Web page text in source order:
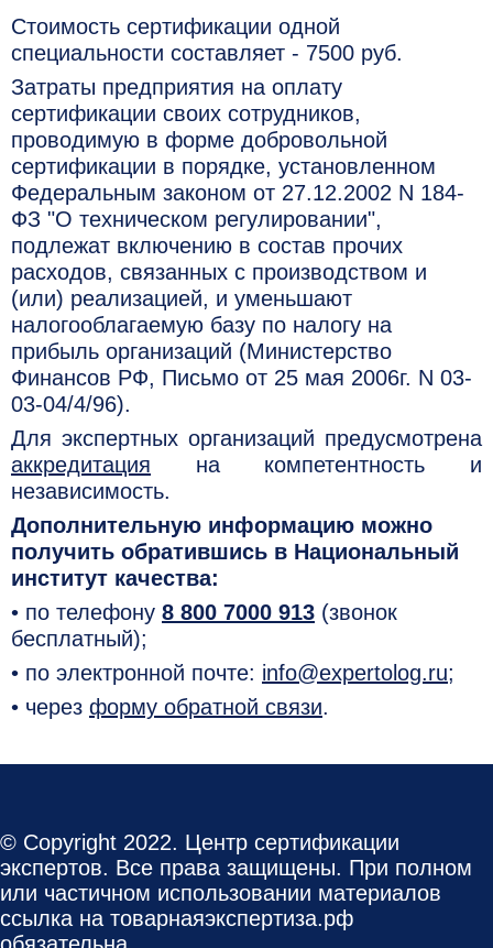
Стоимость сертификации одной
специальности составляет - 7500 руб.
Затраты предприятия на оплату
сертификации своих сотрудников,
проводимую в форме добровольной
сертификации в порядке, установленном
Федеральным законом от 27.12.2002 N 184-
ФЗ "О техническом регулировании",
подлежат включению в состав прочих
расходов, связанных с производством и
(или) реализацией, и уменьшают
налогооблагаемую базу по налогу на
прибыль организаций (Министерство
Финансов РФ, Письмо от 25 мая 2006г. N 03-
03-04/4/96).
Для экспертных организаций предусмотрена
аккредитация на компетентность и
независимость.
Дополнительную информацию можно
получить обратившись в Национальный
институт качества:
• по телефону 8 800 7000 913 (звонок
бесплатный);
• по электронной почте: info@expertolog.ru;
• через форму обратной связи.
© Copyright 2022. Центр сертификации
экспертов. Все права защищены. При полном
или частичном использовании материалов
ссылка на товарнаяэкспертиза.рф